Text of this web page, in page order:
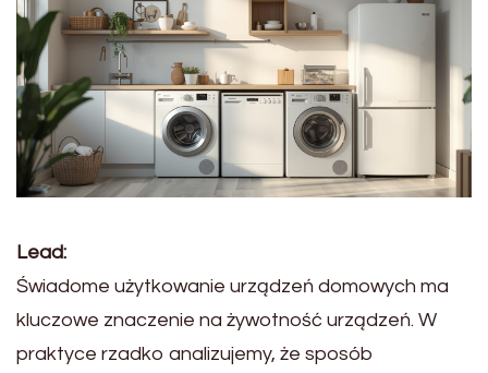
Lead:
Świadome użytkowanie urządzeń domowych ma
kluczowe znaczenie na żywotność urządzeń. W
praktyce rzadko analizujemy, że sposób